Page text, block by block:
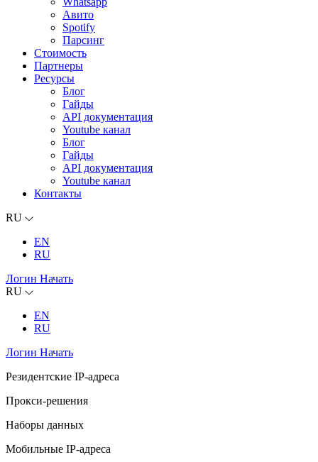
Авито
Spotify
Парсинг
Стоимость
Партнеры
Ресурсы
Блог
Гайды
API документация
Youtube канал
Блог
Гайды
API документация
Youtube канал
Контакты
RU
EN
RU
Логин Начать
RU
EN
RU
Логин Начать
Резидентские IP-адреса
Прокси-решения
Наборы данных
Мобильные IP-адреса